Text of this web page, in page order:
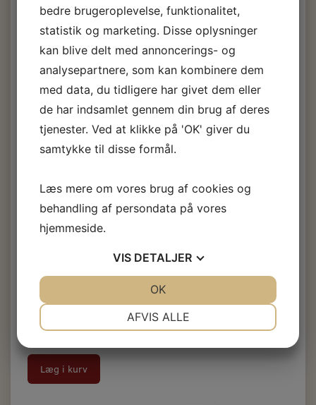
209 - Ekstra langsom hærder (tropisk). Bøttetid ca. 50-70
min ved 25oC.
Fra: West System Epoxy
West System Epoxy A-
pakke
498,60 DKK m/Moms
55,40 DKK
A-pakke med 205 hærder 1,2 kg.
A-pakke med 206 hærder 1,2 kg.
Læg i kurv
bedre brugeroplevelse, funktionalitet,
statistik og marketing. Disse oplysninger
kan blive delt med annoncerings- og
analysepartnere, som kan kombinere dem
med data, du tidligere har givet dem eller
de har indsamlet gennem din brug af deres
tjenester. Ved at klikke på 'OK' giver du
samtykke til disse formål.
Læs mere om vores brug af cookies og
behandling af persondata på vores
hjemmeside.
VIS DETALJER
MARKETING
AFVIS ALLE
OK